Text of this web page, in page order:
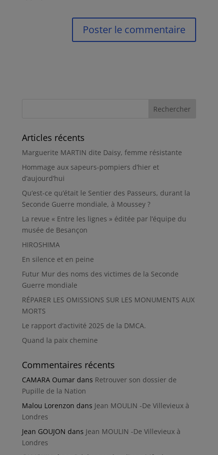
Articles récents
Marguerite MARTIN dite Daisy, femme résistante
Hommage aux sapeurs-pompiers d’hier et
d’aujourd’hui
Qu’est-ce qu’était le Sentier des Passeurs, durant la
Seconde Guerre mondiale, à Moussey ?
La revue « Entre les lignes » éditée par l’équipe du
musée de Besançon
HIROSHIMA
En silence et en peine
Futur Mur des noms des victimes de la Seconde
Guerre mondiale
RÉPARER LES OMISSIONS SUR LES MONUMENTS AUX
MORTS
Le rapport d’activité 2025 de la DMCA.
Quand la paix chemine
Commentaires récents
CAMARA Oumardans Retrouver son dossier de
Pupille de la Nation
Malou Lorenzon dans Jean MOULIN -De Villevieux à
Londres
Jean GOUJON dans Jean MOULIN -De Villevieux à
Londres